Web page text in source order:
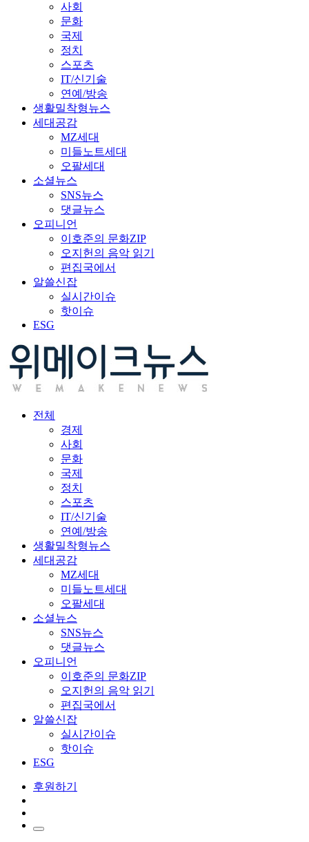
사회
문화
국제
정치
스포츠
IT/신기술
연예/방송
생활밀착형뉴스
세대공감
MZ세대
미들노트세대
오팔세대
소셜뉴스
SNS뉴스
댓글뉴스
오피니언
이호준의 문화ZIP
오지헌의 음악 읽기
편집국에서
알쓸신잡
실시간이슈
핫이슈
ESG
전체
경제
사회
문화
국제
정치
스포츠
IT/신기술
연예/방송
생활밀착형뉴스
세대공감
MZ세대
미들노트세대
오팔세대
소셜뉴스
SNS뉴스
댓글뉴스
오피니언
이호준의 문화ZIP
오지헌의 음악 읽기
편집국에서
알쓸신잡
실시간이슈
핫이슈
ESG
후원하기